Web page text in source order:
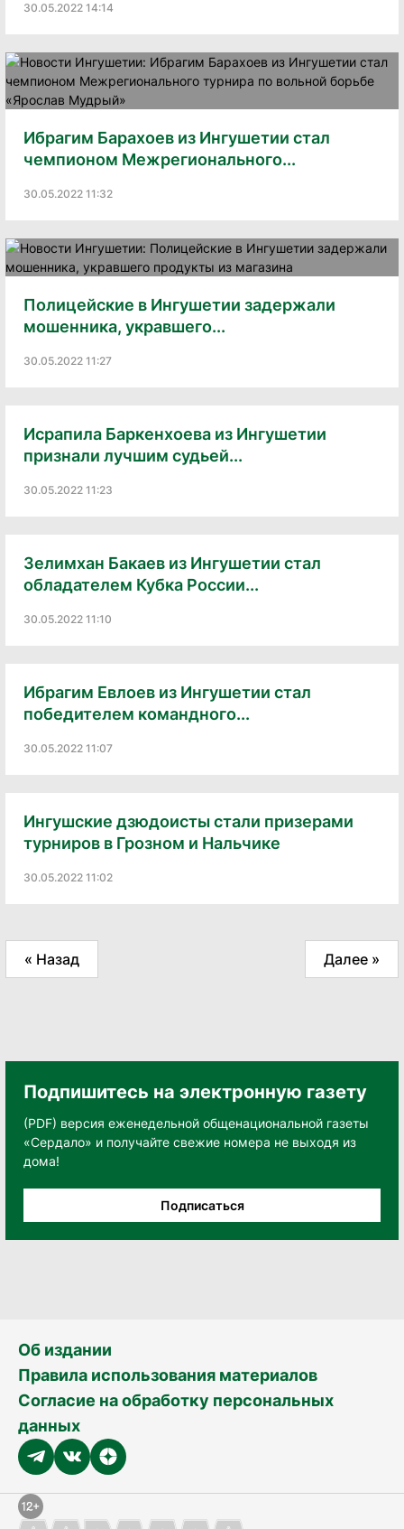
30.05.2022 14:14
Ибрагим Барахоев из Ингушетии стал
чемпионом Межрегионального...
30.05.2022 11:32
Полицейские в Ингушетии задержали
мошенника, укравшего...
30.05.2022 11:27
Исрапила Баркенхоева из Ингушетии
признали лучшим судьей...
30.05.2022 11:23
Зелимхан Бакаев из Ингушетии стал
обладателем Кубка России...
30.05.2022 11:10
Ибрагим Евлоев из Ингушетии стал
победителем командного...
30.05.2022 11:07
Ингушские дзюдоисты стали призерами
турниров в Грозном и Нальчике
30.05.2022 11:02
« Назад Далее »
Подпишитесь на электронную газету
(PDF) версия еженедельной общенациональной газеты
«Сердало» и получайте свежие номера не выходя из
дома!
Подписаться
Об издании
Правила использования материалов
Согласие на обработку персональных
данных